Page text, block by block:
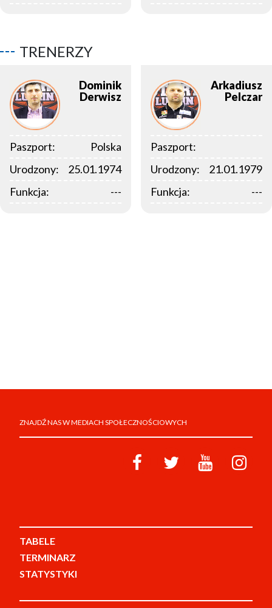
TRENERZY
Dominik
Derwisz
Paszport:
Polska
Urodzony:
25.01.1974
Funkcja:
---
Arkadiusz
Pelczar
Paszport:
Urodzony:
21.01.1979
Funkcja:
---
ZNAJDŹ NAS W MEDIACH SPOŁECZNOŚCIOWYCH
TABELE
TERMINARZ
STATYSTYKI